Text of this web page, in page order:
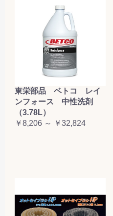
東栄部品 ベトコ レイ
ンフォース 中性洗剤
（3.78L）
￥8,206 ～ ￥32,824